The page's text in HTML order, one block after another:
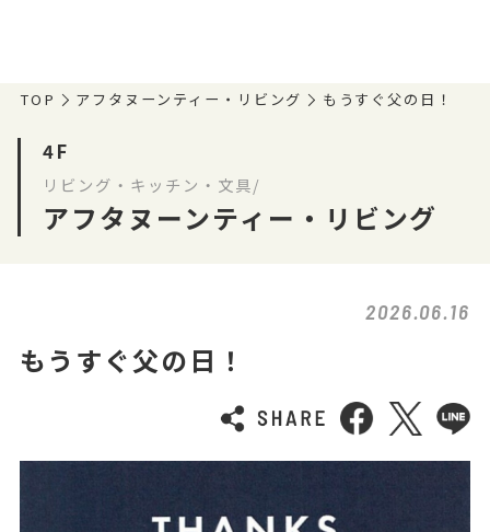
TOP アフタヌーンティー・リビング もうすぐ父の日！
4F
リビング・キッチン・文具/
アフタヌーンティー・リビング
2026.06.16
もうすぐ父の日！